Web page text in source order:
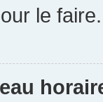
le faire.